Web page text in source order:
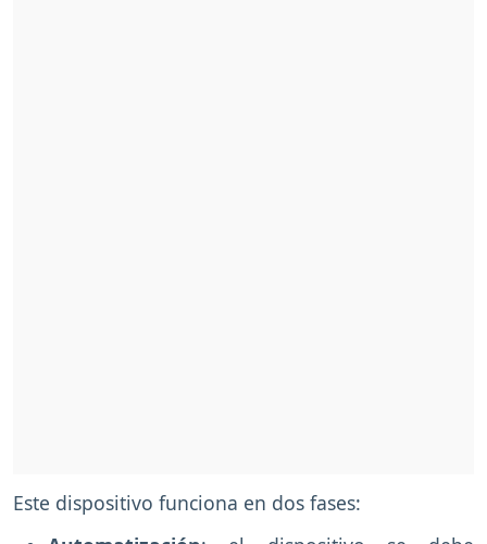
Este dispositivo funciona en dos fases: